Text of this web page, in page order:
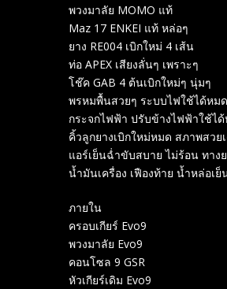
พวงมาลัย MOMO แท้
Maz 17 ENKEI แท้ หล่อๆ
ยาง RE004 เบิกใหม่ 4 เส้น
ท่อ APEX เสียงลั่นๆ เพราะๆ
โช๊ค GAB 4 ต้นเบิกใหม่ๆ นุ่มๆ
พรหมพื้นสวยๆ ระบบไฟใช้ได้หมด
กระจกไฟฟ้า ปรับข้างไฟฟ้าใช้ไ
คิ้วลูกยางเบิกใหม่หมด สภาพสวย
แอร์เย็นฉ่ำขับสบาย ไม่ร้อน ทาง
น้ำมันเครื่อง เฟืองท้าย น้ำหล่อเย็
ภายใน
ครอบเกียร์ Evo9
พวงมาลัย Evo9
คอนโซล 9 GSR
หัวเกียร์​เดิม Evo9